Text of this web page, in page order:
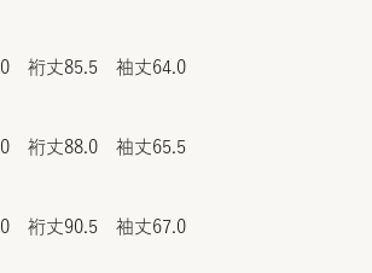
裄丈85.5 袖丈64.0
裄丈88.0 袖丈65.5
裄丈90.5 袖丈67.0